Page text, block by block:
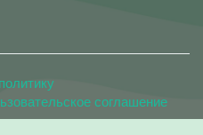
политику
соглашение